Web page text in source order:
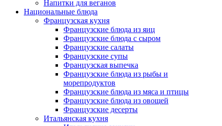
Напитки для веганов
Национальные блюда
Французская кухня
Французские блюда из яиц
Французские блюда с сыром
Французские салаты
Французские супы
Французская выпечка
Французские блюда из рыбы и
морепродуктов
Французские блюда из мяса и птицы
Французские блюда из овощей
Французские десерты
Итальянская кухня